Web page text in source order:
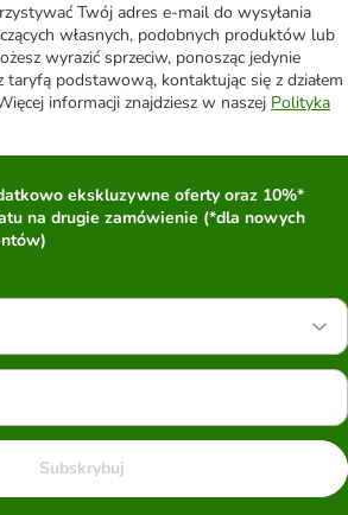
Twój adres e-mail do wysyłania
własnych, podobnych produktów lub
wyrazić sprzeciw, ponosząc jedynie
taryfą podstawową, kontaktując się z działem
informacji znajdziesz w naszej Polityka
ekskluzywne oferty oraz 10%*
na drugie zamówienie (*dla nowych
Subskrybuj